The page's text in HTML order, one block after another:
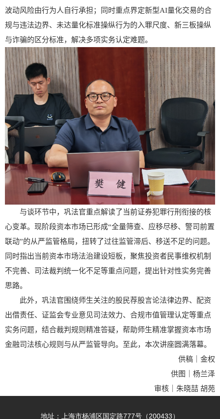
波动风险由行为人自行承担；同时重点界定新型AI量化交易的合
规与违法边界、未达量化标准操纵行为的入罪尺度、新三板操纵
与诈骗的区分标准，解决多项实务认定难题。
与谈环节中，巩法官重点解读了当前证券犯罪行刑衔接的核
心变革。现阶段资本市场已形成“全量筛查、应移尽移、警司前置
联动”的从严监管格局，扭转了过往监管滞后、移送不足的问题。
同时指出当前资本市场法治建设短板，聚焦投资者民事维权机制
不完善、司法裁判统一化不足等重点问题，提出针对性实务完善
思路。
此外，巩法官围绕师生关注的股民荐股言论法律边界、配资
出借责任、证监会专业意见司法效力、合规市值管理认定等重点
实务问题，结合裁判规则精准答疑，帮助师生精准掌握资本市场
金融司法核心规则与从严监管导向。至此，本次讲座圆满落幕。
供稿｜金权
供图｜杨兰泽
审核｜朱晓喆 胡苑
地址：上海市杨浦区国定路777号（200433）